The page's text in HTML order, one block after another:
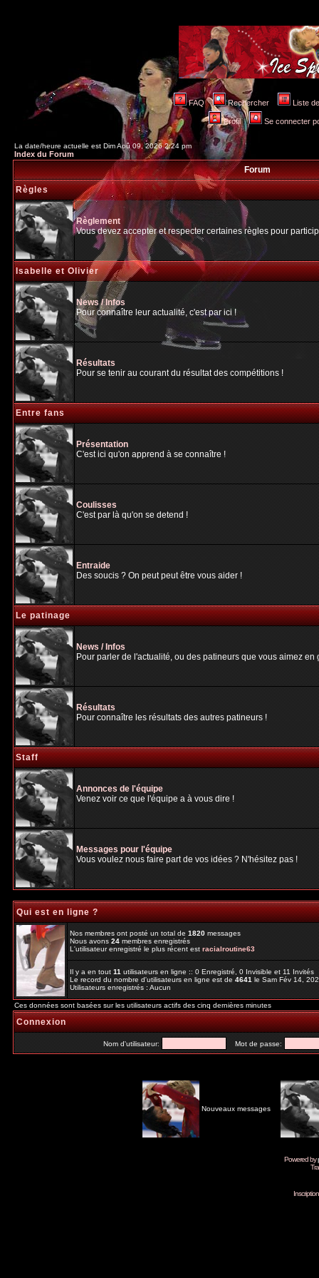
FAQ Rechercher Liste
Profil Se connecter
La date/heure actuelle est Dim Aoû 09, 2026 2:24 pm
Index du Forum
Forum
Règles
Règlement
Vous devez accepter et respecter certaines règles pour
Isabelle et Olivier
News / Infos
Pour connaître leur actualité, c'est par ici !
Résultats
Pour se tenir au courant du résultat des compétitions !
Entre fans
Présentation
C'est ici qu'on apprend à se connaître !
Coulisses
C'est par là qu'on se detend !
Entraide
Des soucis ? On peut peut être vous aider !
Le patinage
News / Infos
Pour parler de l'actualité, ou des patineurs que vous aimez
Résultats
Pour connaître les résultats des autres patineurs !
Staff
Annonces de l'équipe
Venez voir ce que l'équipe a à vous dire !
Messages pour l'équipe
Vous voulez nous faire part de vos idées ? N'hésitez pas !
Qui est en ligne ?
Nos membres ont posté un total de1820messages
Nous avons24membres enregistrés
L'utilisateur enregistré le plus récent estracialroutine63
Il y a en tout11utilisateurs en ligne :: 0 Enregistré, 0 Invisible et 11
Le record du nombre d'utilisateurs en ligne est de4641le Sam Fév 14,
Utilisateurs enregistrés : Aucun
Ces données sont basées sur les utilisateurs actifs des cinq dernières minutes
Connexion
Nom d'utilisateur: Mot de passe:
Nouveaux messages
Powered by